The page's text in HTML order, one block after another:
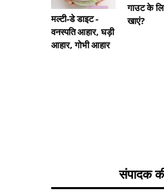
मल्टी-डे डाइट -
वनस्पति आहार, घड़ी
आहार, गोभी आहार
गाउट के
खाएं?
संपादक